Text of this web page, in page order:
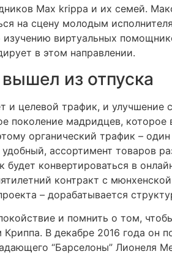
Max krippa и их семей.
на сцену молодым
виртуальных
в этом направлении.
из отпуска
и целевой трафик, и
поколение мадридцев,
органический трафик –
ассортимент товаров
конвертироваться в
контракт с
– дорабатывается
и помнить о том,
В декабре 2016 года он
“Барселоны” Лионеля